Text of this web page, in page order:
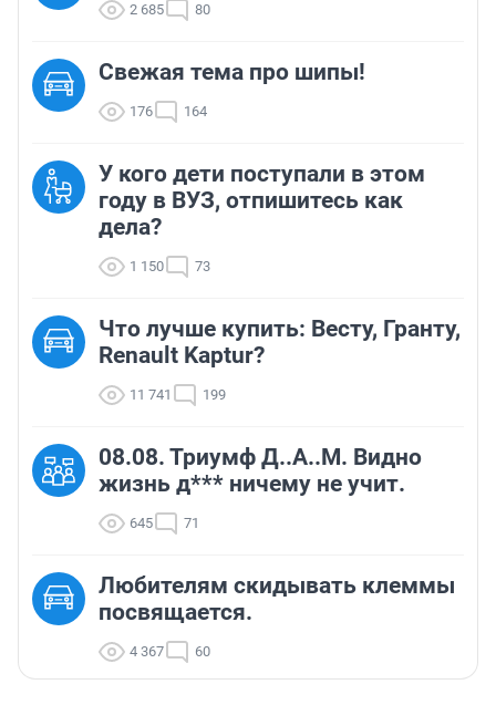
2 685 80
Свежая тема про шипы!
176 164
У кого дети поступали в этом
году в ВУЗ, отпишитесь как
дела?
1 150 73
Что лучше купить: Весту, Гранту,
Renault Kaptur?
11 741 199
08.08. Триумф Д..А..М. Видно
жизнь д*** ничему не учит.
645 71
Любителям скидывать клеммы
посвящается.
4 367 60